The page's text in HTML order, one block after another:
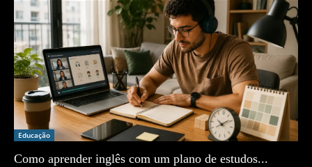
Educação
Como aprender inglês com um plano de estudos...